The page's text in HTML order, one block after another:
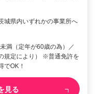
県内いずれかの事業所へ
満（定年が60歳の為）／
規定により） ※普通免許を
でOK！
見る